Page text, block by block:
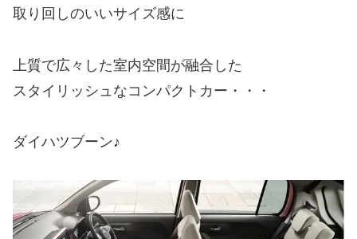
取り回しのいいサイズ感に
上質で広々した室内空間が融合した
スタイリッシュなコンパクトカー・・・
ダイハツブーン♪